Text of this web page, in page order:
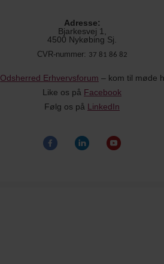
Adresse:
Bjarkesvej 1,
4500 Nykøbing Sj.
CVR-nummer: 37 81 86 82
Odsherred Erhvervsforum – kom til møde
Like os på Facebook
Følg os på LinkedIn